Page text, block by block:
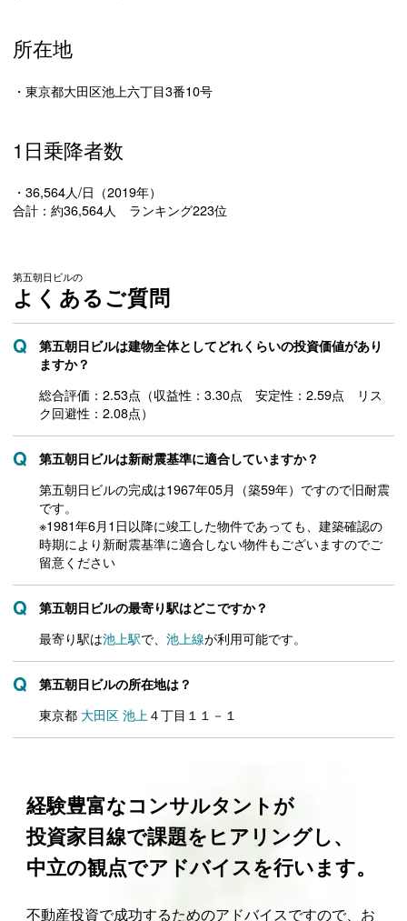
所在地
・東京都大田区池上六丁目3番10号
1日乗降者数
・36,564人/日（2019年）
合計：約36,564人 ランキング223位
第五朝日ビルの
よくあるご質問
第五朝日ビルは建物全体としてどれくらいの投資価値があり
ますか？
総合評価：2.53点（収益性：3.30点 安定性：2.59点 リス
ク回避性：2.08点）
第五朝日ビルは新耐震基準に適合していますか？
第五朝日ビルの完成は1967年05月（築59年）ですので旧耐震
です。
※1981年6月1日以降に竣工した物件であっても、建築確認の
時期により新耐震基準に適合しない物件もございますのでご
留意ください
第五朝日ビルの最寄り駅はどこですか？
最寄り駅は池上駅で、 池上線が利用可能です。
第五朝日ビルの所在地は？
東京都 大田区 池上４丁目１１－１
経験豊富なコンサルタントが
投資家目線で課題をヒアリングし、
中立の観点でアドバイスを行います。
不動産投資で成功するためのアドバイスですので、お